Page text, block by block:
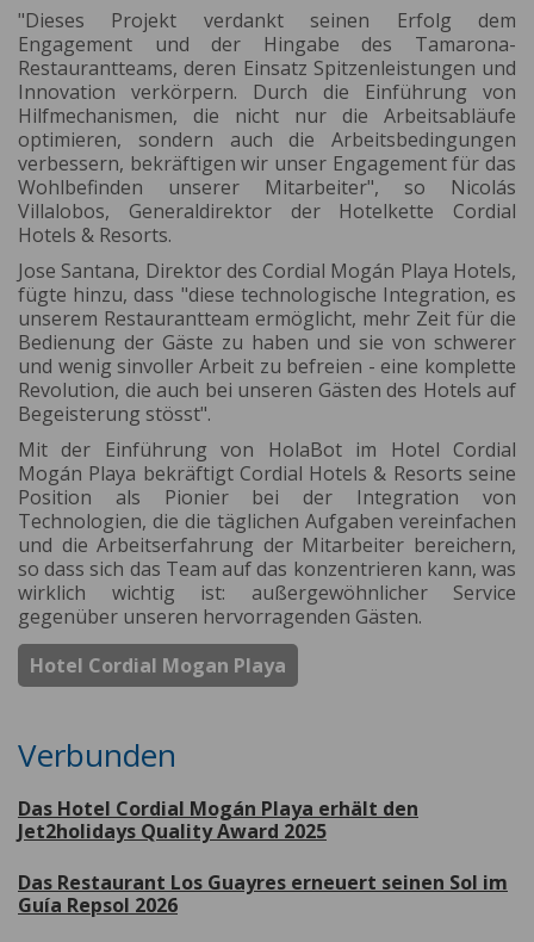
"Dieses Projekt verdankt seinen Erfolg dem
Engagement und der Hingabe des Tamarona-
Restaurantteams, deren Einsatz Spitzenleistungen und
Innovation verkörpern. Durch die Einführung von
Hilfmechanismen, die nicht nur die Arbeitsabläufe
optimieren, sondern auch die Arbeitsbedingungen
verbessern, bekräftigen wir unser Engagement für das
Wohlbefinden unserer Mitarbeiter", so Nicolás
Villalobos, Generaldirektor der Hotelkette Cordial
Hotels & Resorts.
Jose Santana, Direktor des Cordial Mogán Playa Hotels,
fügte hinzu, dass "diese technologische Integration, es
unserem Restaurantteam ermöglicht, mehr Zeit für die
Bedienung der Gäste zu haben und sie von schwerer
und wenig sinvoller Arbeit zu befreien - eine komplette
Revolution, die auch bei unseren Gästen des Hotels auf
Begeisterung stösst".
Mit der Einführung von HolaBot im Hotel Cordial
Mogán Playa bekräftigt Cordial Hotels & Resorts seine
Position als Pionier bei der Integration von
Technologien, die die täglichen Aufgaben vereinfachen
und die Arbeitserfahrung der Mitarbeiter bereichern,
so dass sich das Team auf das konzentrieren kann, was
wirklich wichtig ist: außergewöhnlicher Service
gegenüber unseren hervorragenden Gästen.
Hotel Cordial Mogan Playa
Verbunden
Das Hotel Cordial Mogán Playa erhält den
Jet2holidays Quality Award 2025
Das Restaurant Los Guayres erneuert seinen Sol im
Guía Repsol 2026